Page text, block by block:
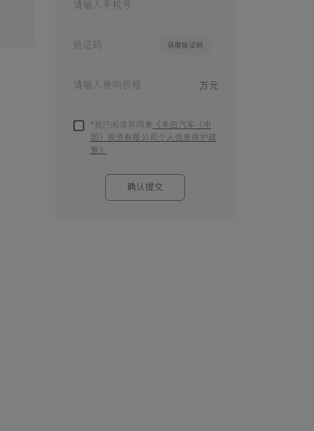
获取验证码
万元
*我已阅读并同意 《丰田汽车（中
国）投资有限公司个人信息保护政
策》
确认提交